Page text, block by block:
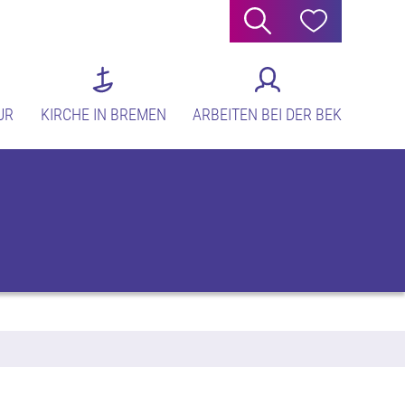
Suche Hilfe
KIRCHE IN BREMEN ARBEITEN BEI DER BEK